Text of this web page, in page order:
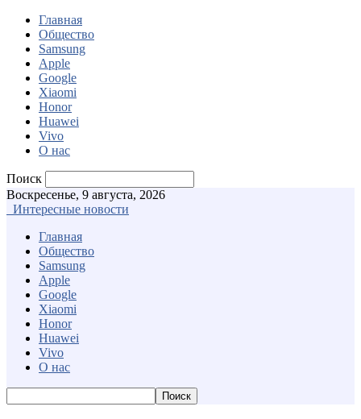
Главная
Общество
Samsung
Apple
Google
Xiaomi
Honor
Huawei
Vivo
О нас
Поиск
Воскресенье, 9 августа, 2026
Интересные новости
Главная
Общество
Samsung
Apple
Google
Xiaomi
Honor
Huawei
Vivo
О нас